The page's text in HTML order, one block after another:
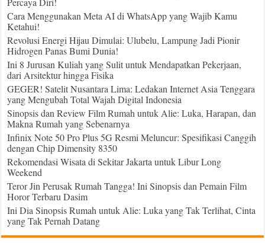
Cara Menggunakan Meta AI di WhatsApp yang Wajib Kamu
Ketahui!
Revolusi Energi Hijau Dimulai: Ulubelu, Lampung Jadi Pionir
Hidrogen Panas Bumi Dunia!
Ini 8 Jurusan Kuliah yang Sulit untuk Mendapatkan Pekerjaan,
dari Arsitektur hingga Fisika
GEGER! Satelit Nusantara Lima: Ledakan Internet Asia Tenggara
yang Mengubah Total Wajah Digital Indonesia
Sinopsis dan Review Film Rumah untuk Alie: Luka, Harapan, dan
Makna Rumah yang Sebenarnya
Infinix Note 50 Pro Plus 5G Resmi Meluncur: Spesifikasi Canggih
dengan Chip Dimensity 8350
Rekomendasi Wisata di Sekitar Jakarta untuk Libur Long
Weekend
Teror Jin Perusak Rumah Tangga! Ini Sinopsis dan Pemain Film
Horor Terbaru Dasim
Ini Dia Sinopsis Rumah untuk Alie: Luka yang Tak Terlihat, Cinta
yang Tak Pernah Datang